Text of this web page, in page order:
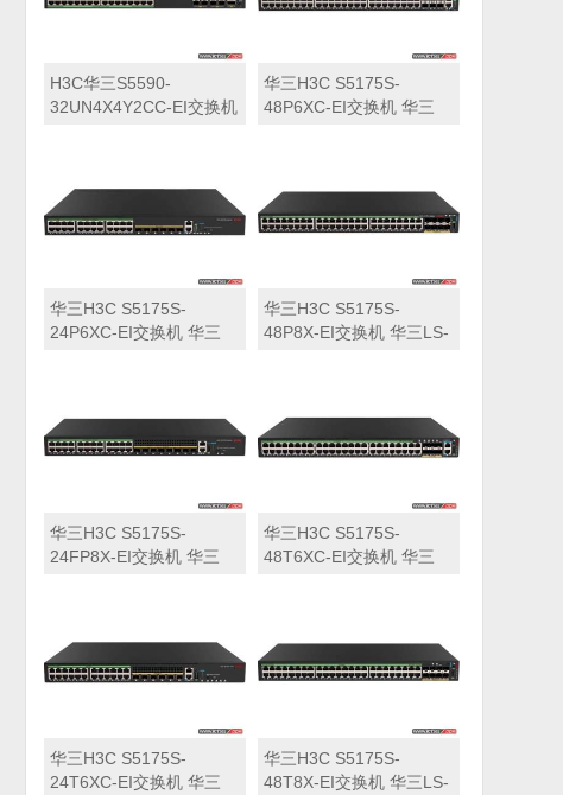
H3C华三S5590-
32UN4X4Y2CC-EI交换机
华三H3C S5175S-
48P6XC-EI交换机 华三
华三H3C S5175S-
24P6XC-EI交换机 华三
华三H3C S5175S-
48P8X-EI交换机 华三LS-
华三H3C S5175S-
24FP8X-EI交换机 华三
华三H3C S5175S-
48T6XC-EI交换机 华三
华三H3C S5175S-
24T6XC-EI交换机 华三
华三H3C S5175S-
48T8X-EI交换机 华三LS-